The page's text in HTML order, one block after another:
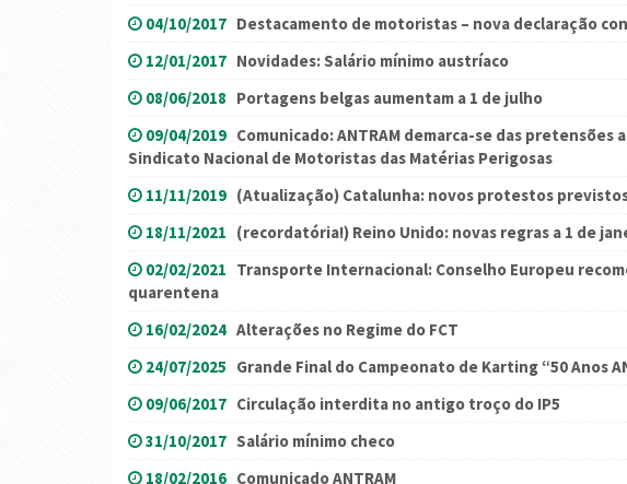
04/10/2017 Destacamento de motoristas – nova declaração
12/01/2017 Novidades: Salário mínimo austríaco
08/06/2018 Portagens belgas aumentam a 1 de julho
09/04/2019 Comunicado: ANTRAM demarca-se das
Sindicato Nacional de Motoristas das Matérias Perigosas
11/11/2019 (Atualização) Catalunha: novos protestos
18/11/2021 (recordatória!) Reino Unido: novas regras a 1 de
02/02/2021 Transporte Internacional: Conselho Europeu
quarentena
16/02/2024 Alterações no Regime do FCT
24/07/2025 Grande Final do Campeonato de Karting “50 Anos
09/06/2017 Circulação interdita no antigo troço do IP5
31/10/2017 Salário mínimo checo
18/02/2016 Comunicado ANTRAM